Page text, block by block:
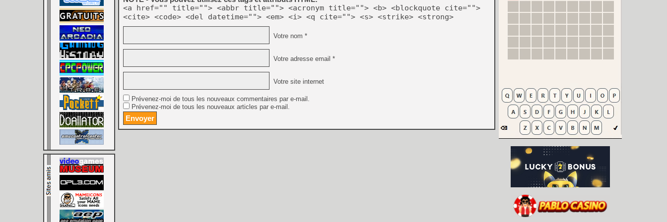
<a href="" title=""> <abbr title=""> <acronym title=""> <b> <blockquote cite="">
<cite> <code> <del datetime=""> <em> <i> <q cite=""> <s> <strike> <strong>
Votre nom *
Votre adresse email *
Votre site internet
Prévenez-moi de tous les nouveaux commentaires par e-mail.
Prévenez-moi de tous les nouveaux articles par e-mail.